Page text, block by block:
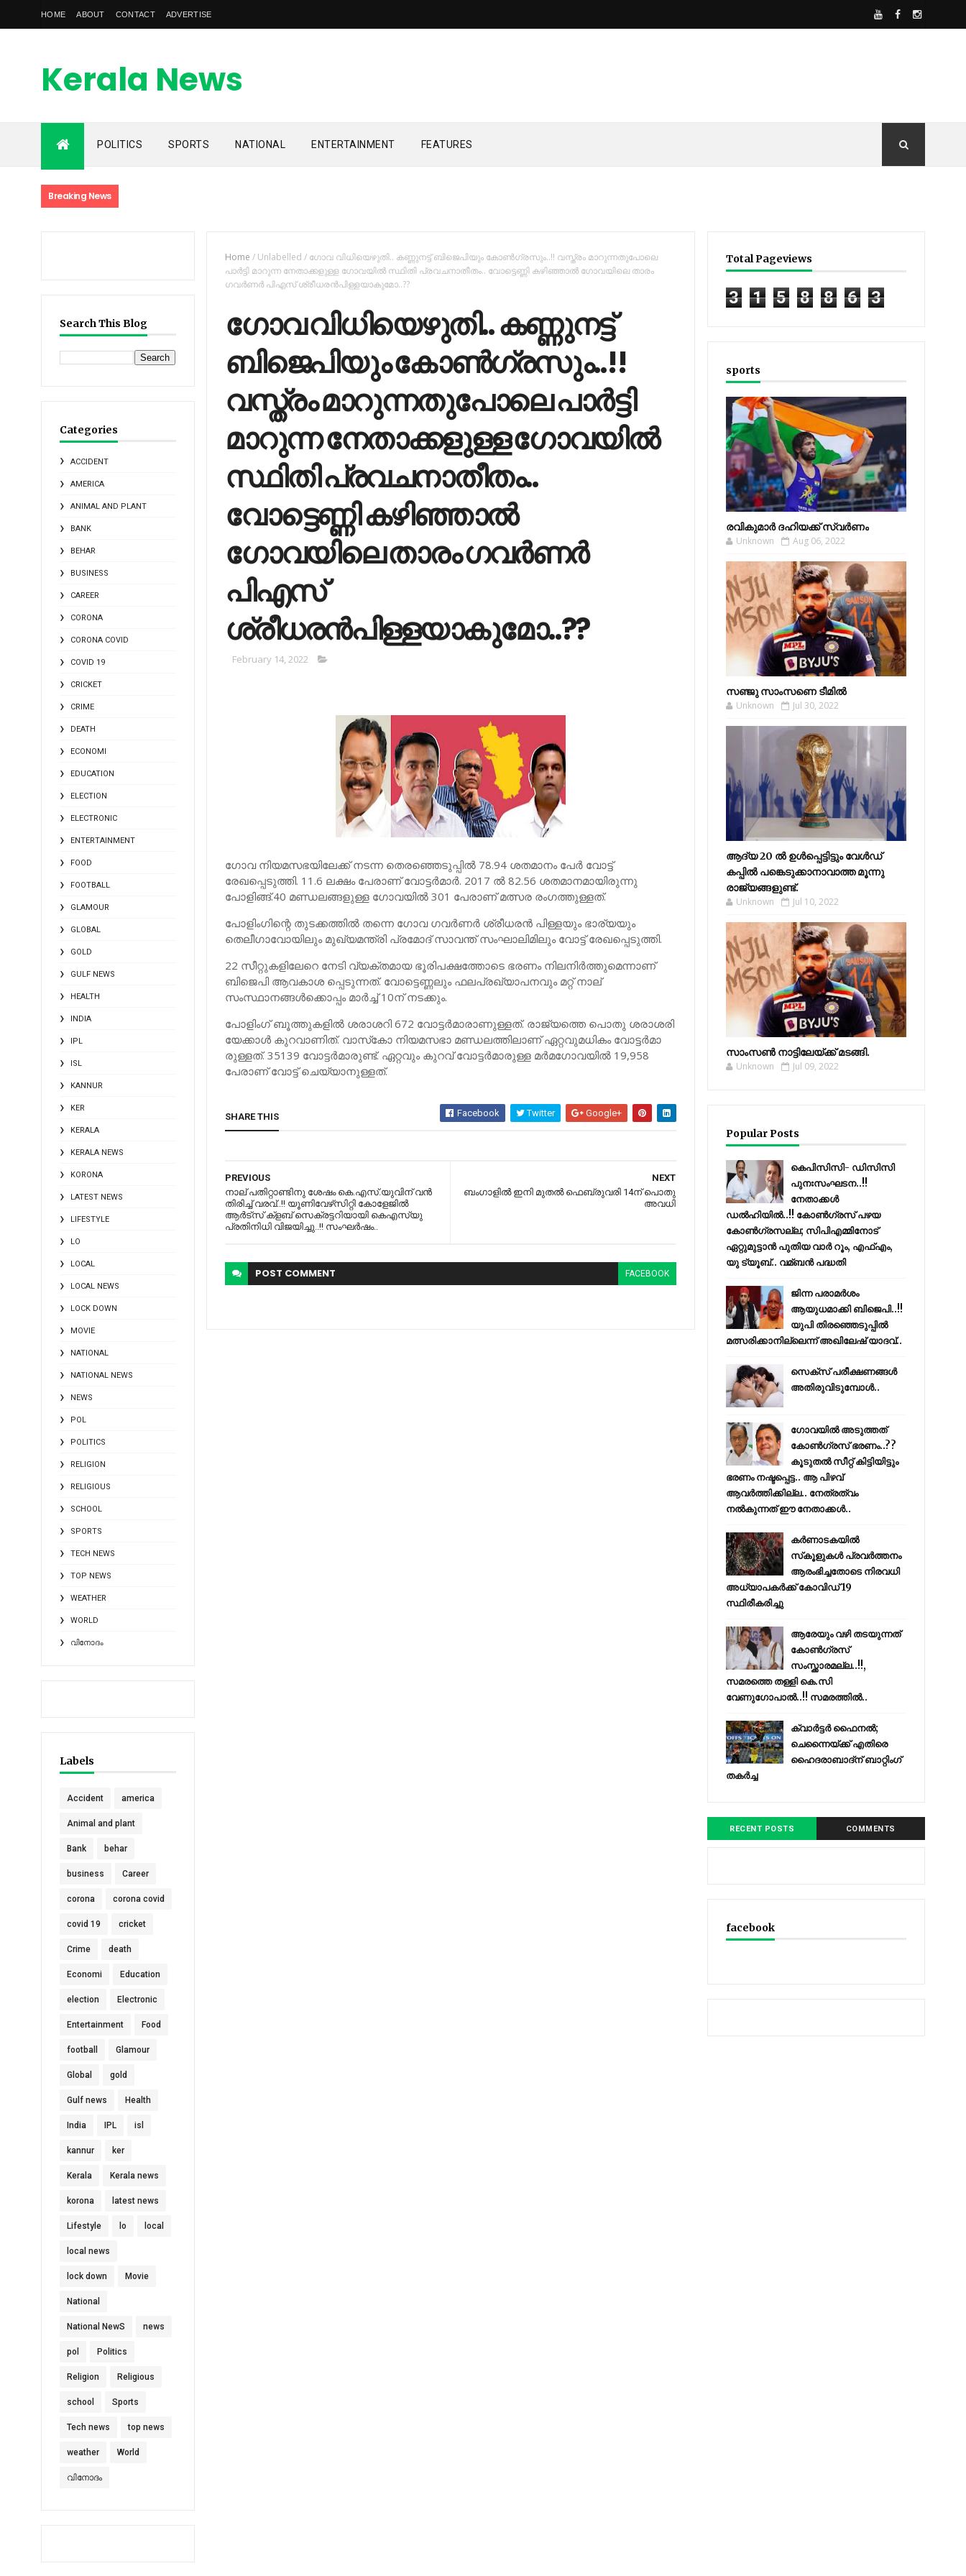
HOME ABOUT CONTACT ADVERTISE
Kerala News
Feed
kerala news feed is the one of the best malayalam online
POLITICS SPORTS NATIONAL ENTERTAINMENT FEATURES
Breaking News
Search This Blog
Categories
ACCIDENT
AMERICA
ANIMAL AND PLANT
BANK
BEHAR
BUSINESS
CAREER
CORONA
CORONA COVID
COVID 19
CRICKET
CRIME
DEATH
ECONOMI
EDUCATION
ELECTION
ELECTRONIC
ENTERTAINMENT
FOOD
FOOTBALL
GLAMOUR
GLOBAL
GOLD
GULF NEWS
HEALTH
INDIA
IPL
ISL
KANNUR
KER
KERALA
KERALA NEWS
KORONA
LATEST NEWS
LIFESTYLE
LO
LOCAL
LOCAL NEWS
LOCK DOWN
MOVIE
NATIONAL
NATIONAL NEWS
NEWS
POL
POLITICS
RELIGION
RELIGIOUS
SCHOOL
SPORTS
TECH NEWS
TOP NEWS
WEATHER
WORLD
വിനോദം
Labels
Accident america
Animal and plant
Bank behar
business Career
corona corona covid
covid 19 cricket
Crime death
Economi Education
election Electronic
Entertainment Food
football Glamour
Global gold
Gulf news Health
India IPL isl
kannur ker
Kerala Kerala news
korona latest news
Lifestyle lo local
local news
lock down Movie
National
National NewS news
pol Politics
Religion Religious
school Sports
Tech news top news
weather World
വിനോദം
Home / Unlabelled/ ഗോവ വിധിയെഴുതി.. കണ്ണുനട്ട് ബിജെപിയും കോണ്‍ഗ്രസും..!! വസ്ത്രം മാറുന്നതുപോലെ
പാര്‍ട്ടി മാറുന്ന നേതാക്കളുള്ള ഗോവയില്‍ സ്ഥിതി പ്രവചനാതീതം.. വോട്ടെണ്ണി കഴിഞ്ഞാല്‍ ഗോവയിലെ താരം
ഗവര്‍ണര്‍ പിഎസ് ശ്രീധരന്‍പിള്ളയാകുമോ..??
ഗോവ വിധിയെഴുതി.. കണ്ണുനട്ട്
ബിജെപിയും കോണ്‍ഗ്രസും..!!
വസ്ത്രം മാറുന്നതുപോലെ പാര്‍ട്ടി
മാറുന്ന നേതാക്കളുള്ള ഗോവയില്‍
സ്ഥിതി പ്രവചനാതീതം..
വോട്ടെണ്ണി കഴിഞ്ഞാല്‍
ഗോവയിലെ താരം ഗവര്‍ണര്‍
പിഎസ്
ശ്രീധരന്‍പിള്ളയാകുമോ..??
February 14, 2022
ഗോവ നിയമസഭയിലേക്ക് നടന്ന തെരഞ്ഞെടുപ്പില്‍ 78.94 ശതമാനം പേര്‍ വോട്ട്
രേഖപ്പെടുത്തി. 11.6 ലക്ഷം പേരാണ് വോട്ടര്‍മാര്‍. 2017 ല്‍ 82.56 ശതമാനമായിരുന്നു
പോളിങ്ങ്.40 മണ്ഡലങ്ങളുള്ള ഗോവയില്‍ 301 പേരാണ് മത്സര രംഗത്തുള്ളത്.
പോളിംഗിന്റെ തുടക്കത്തില്‍ തന്നെ ഗോവ ഗവര്‍ണര്‍ ശ്രീധരന്‍ പിള്ളയും ഭാര്യയും
തെലീഗാവോയിലും മുഖ്യമന്ത്രി പ്രമോദ് സാവന്ത് സംഘാലിമിലും വോട്ട് രേഖപ്പെടുത്തി.
22 സീറ്റുകളിലേറെ നേടി വ്യക്തമായ ഭൂരിപക്ഷത്തോടെ ഭരണം നിലനിര്‍ത്തുമെന്നാണ്
ബിജെപി ആവകാശ പ്പെടുന്നത്. വോട്ടെണ്ണലും ഫലപ്രഖ്യാപനവും മറ്റ് നാല്
സംസ്ഥാനങ്ങള്‍ക്കൊപ്പം മാര്‍ച്ച്‌ 10ന് നടക്കും.
പോളിംഗ് ബൂത്തുകളില്‍ ശരാശറി 672 വോട്ടര്‍മാരാണുള്ളത്. രാജ്യത്തെ പൊതു ശരാശരി
യേക്കാള്‍ കുറവാണിത്. വാസ്‌കോ നിയമസഭാ മണ്ഡലത്തിലാണ് ഏറ്റവുമധികം വോട്ടര്‍മാ
രുള്ളത്. 35139 വോട്ടര്‍മാരുണ്ട്. ഏറ്റവും കുറവ് വോട്ടര്‍മാരുള്ള മര്‍മഗോവയില്‍ 19,958
പേരാണ് വോട്ട് ചെയ്യാനുള്ളത്.
SHARE THIS Facebook Twitter Google+
NEXT
ബംഗാളില്‍ ഇനി മുതല്‍ ഫെബ്രുവരി 14ന് പൊതു
അവധി
PREVIOUS
നാല് പതിറ്റാണ്ടിനു ശേഷം കെ.എസ്.യുവിന് വൻ
തിരിച്ച് വരവ്..!! യൂണിവേഴ്‌സിറ്റി കോളേജില്‍
ആര്‍ട്‌സ് ക്ളബ് സെക്രട്ടറിയായി കെഎസ്‌യു
പ്രതിനിധി വിജയിച്ചു..!! സംഘര്‍ഷം..
POST COMMENT FACEBOOK
Total Pageviews
3 1 5 8 8 6 3
sports
രവികുമാര്‍ ദഹിയക്ക് സ്വര്‍ണം
Unknown Aug 06, 2022
സഞ്ജു സാംസണെ ടീമില്‍
Unknown Jul 30, 2022
ആദ്യ 20 ല്‍ ഉള്‍പ്പെട്ടിട്ടും വേള്‍ഡ്
കപ്പില്‍ പങ്കെടുക്കാനാവാത്ത മൂന്നു
രാജ്യങ്ങളുണ്ട്.
Unknown Jul 10, 2022
സാംസണ്‍ നാട്ടിലേയ്‌ക്ക് മടങ്ങി.
Unknown Jul 09, 2022
Popular Posts
കെപിസിസി- ഡിസിസി
പുനഃസംഘടന..!!
നേതാക്കൾ
ഡൽഹിയിൽ..!! കോണ്‍ഗ്രസ് പഴയ
കോണ്‍ഗ്രസല്ല; സിപിഎമ്മിനോട്
ഏറ്റുമുട്ടാന്‍ പുതിയ വാര്‍ റൂം, എഫ്‌എം,
യു ട്യൂബ്.. വമ്ബന്‍ പദ്ധതി
ജിന്ന പരാമര്‍ശം
ആയുധമാക്കി ബിജെപി..!!
യുപി തിരഞ്ഞെടുപ്പില്‍
മത്സരിക്കാനില്ലെന്ന് അഖിലേഷ് യാദവ്..
സെക്സ് പരീക്ഷണങ്ങൾ
അതിരുവിടുമ്പോൾ..
ഗോവയിൽ അടുത്തത്
കോൺഗ്രസ് ഭരണം..??
കൂടുതൽ സീറ്റ് കിട്ടിയിട്ടും
ഭരണം നഷ്ടപ്പെട്ട.. ആ പിഴവ്
ആവർത്തിക്കില്ല.. നേത്രത്വം
നൽകുന്നത് ഈ നേതാക്കൾ..
കര്‍ണാടകയില്‍
സ്‌കൂളുകള്‍ പ്രവര്‍ത്തനം
ആരംഭിച്ചതോടെ നിരവധി
അധ്യാപകര്‍ക്ക് കോവിഡ് 19
സ്ഥിരീകരിച്ചു
ആരേയും വഴി തടയുന്നത്
കോണ്‍ഗ്രസ്
സംസ്ക്കാരമല്ല..!!,
സമരത്തെ തള്ളി കെ.സി
വേണുഗോപാൽ..!! സമരത്തിൽ..
ക്വാർട്ടർ ഫൈനൽ;
ചെന്നൈയ്ക്ക് എതിരെ
ഹൈദരാബാദ്ന് ബാറ്റിംഗ്
തകർച്ച
RECENT POSTS COMMENTS
facebook